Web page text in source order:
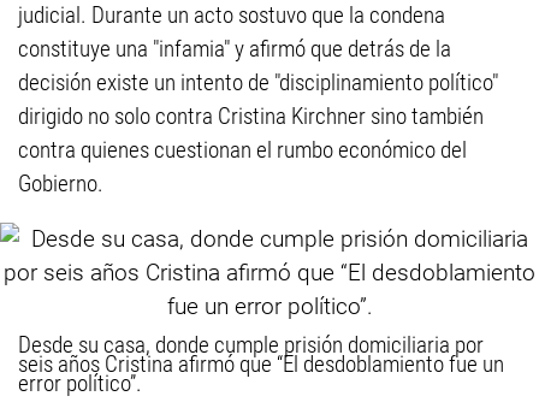
judicial. Durante un acto sostuvo que la condena
constituye una "infamia" y afirmó que detrás de la
decisión existe un intento de "disciplinamiento político"
dirigido no solo contra Cristina Kirchner sino también
contra quienes cuestionan el rumbo económico del
Gobierno.
Desde su casa, donde cumple prisión domiciliaria por
seis años Cristina afirmó que “El desdoblamiento fue un
error político”.